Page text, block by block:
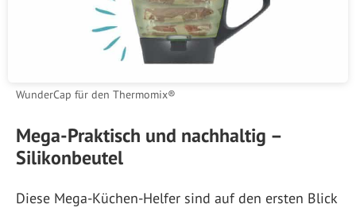
WunderCap für den Thermomix®
Mega-Praktisch und nachhaltig –
Silikonbeutel
Diese Mega-Küchen-Helfer sind auf den ersten Blick